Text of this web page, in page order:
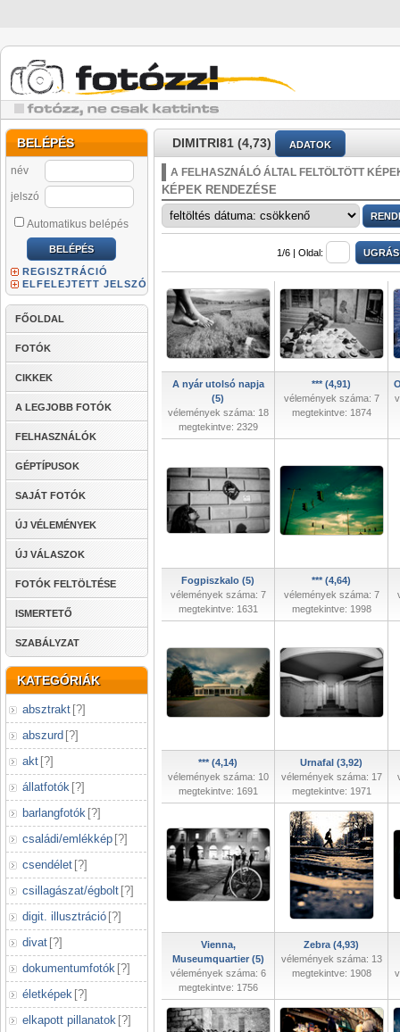
BELÉPÉS
név
jelszó
Automatikus belépés
REGISZTRÁCIÓ
ELFELEJTETT JELSZÓ
FŐOLDAL
FOTÓK
CIKKEK
A LEGJOBB FOTÓK
FELHASZNÁLÓK
GÉPTÍPUSOK
SAJÁT FOTÓK
ÚJ VÉLEMÉNYEK
ÚJ VÁLASZOK
FOTÓK FELTÖLTÉSE
ISMERTETŐ
SZABÁLYZAT
KATEGÓRIÁK
absztrakt [?]
abszurd [?]
akt [?]
állatfotók [?]
barlangfotók [?]
családi/emlékkép [?]
csendélet [?]
csillagászat/égbolt [?]
digit. illusztráció [?]
divat [?]
dokumentumfotók [?]
életképek [?]
elkapott pillanatok [?]
DIMITRI81 (4,73) ADATOK
A FELHASZNÁLÓ ÁLTAL FELTÖLTÖTT
KÉPEK RENDEZÉSE
1/6 | Oldal:
A nyár utolsó napja
(5)
vélemények száma: 18
megtekintve: 2329
*** (4,91)
vélemények száma: 7
megtekintve: 1874
Fogpiszkalo (5)
vélemények száma: 7
megtekintve: 1631
*** (4,64)
vélemények száma: 7
megtekintve: 1998
*** (4,14)
vélemények száma: 10
megtekintve: 1691
Urnafal (3,92)
vélemények száma: 17
megtekintve: 1971
Vienna,
Museumquartier (5)
vélemények száma: 6
megtekintve: 1756
Zebra (4,93)
vélemények száma: 13
megtekintve: 1908